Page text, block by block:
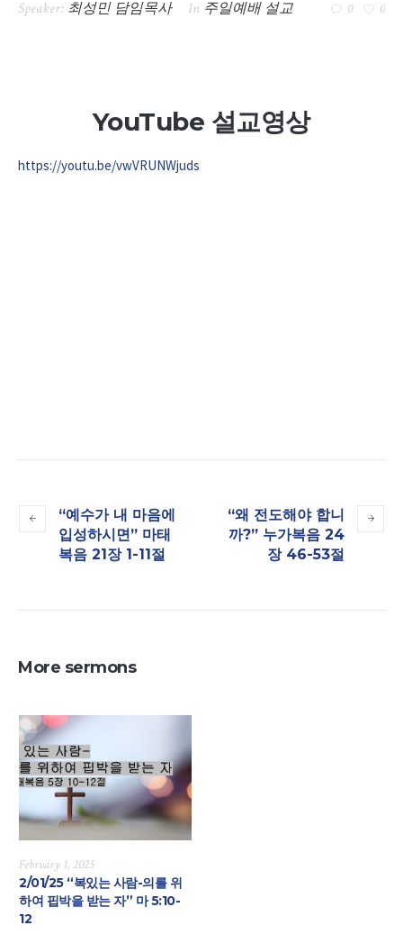
Speaker: 최성민 담임목사 In 주일예배 설교 0 0
YouTube 설교영상
https://youtu.be/vwVRUNWjuds
“예수가 내 마음에
입성하시면” 마태
복음 21장 1-11절
“왜 전도해야 합니
까?” 누가복음 24
장 46-53절
More sermons
February 1, 2025
2/01/25 “복있는 사람-의를 위
하여 핍박을 받는 자” 마 5:10-
12